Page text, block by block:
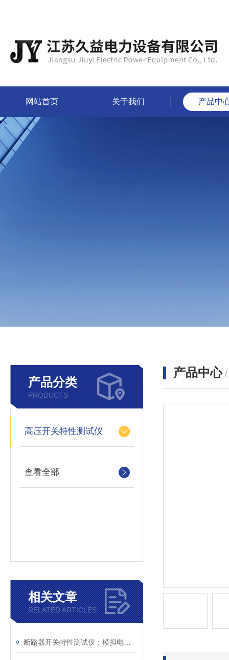
网站首页 关于我们 产品中
产品分类
PRODUCTS
高压开关特性测试仪
查看全部
相关文章
RELATED ARTICLES
产品中心 /